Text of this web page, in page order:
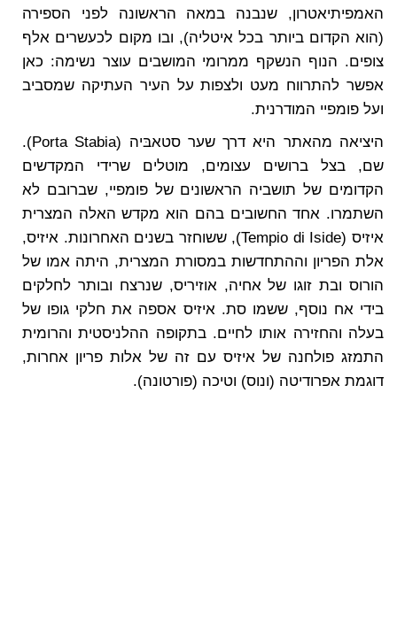
האמפיתיאטרון, שנבנה במאה הראשונה לפני הספירה
(הוא הקדום ביותר בכל איטליה), ובו מקום לכעשרים אלף
צופים. הנוף הנשקף ממרומי המושבים עוצר נשימה: כאן
אפשר להתרווח מעט ולצפות על העיר העתיקה שמסביב
ועל פומפיי המודרנית.
היציאה מהאתר היא דרך שער סטאבּיה (Porta Stabia).
שם, בצל ברושים עצומים, מוטלים שרידי המקדשים
הקדומים של תושביה הראשונים של פומפיי, שברובם לא
השתמרו. אחד החשובים בהם הוא מקדש האלה המצרית
איזיס (Tempio di Iside), ששוחזר בשנים האחרונות. איזיס,
אלת הפריון וההתחדשות במסורת המצרית, היתה אמו של
הורוס ובת זוגו של אחיה, אוזיריס, שנרצח ובותר לחלקים
בידי אח נוסף, ששמו סת. איזיס אספה את חלקי גופו של
בעלה והחזירה אותו לחיים. בתקופה ההלניסטית והרומית
התמזג פולחנה של איזיס עם זה של אלות פריון אחרות,
דוגמת אפרודיטה (ונוס) וטיכה (פורטונה).